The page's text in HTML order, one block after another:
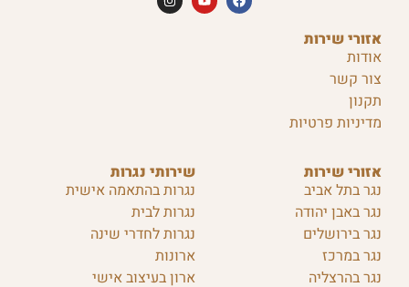
שירותי נגרות
נגרות בהתאמה אישית
נגרות לבית
נגרות לחדרי שינה
ארונות
ארון בעיצוב אישי
אזורי שירות
נגר בתל אביב
נגר באבן יהודה
נגר בירושלים
נגר במרכז
נגר בהרצליה
אזורי שירות
אודות
צור קשר
תקנון
מדיניות פרטיות